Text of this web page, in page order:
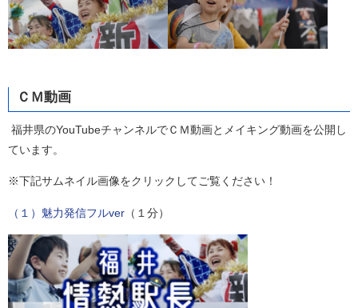
ＣＭ動画
福井県のYouTubeチャンネルでＣＭ動画とメイキング動画を公開し
ています。
※下記サムネイル画像をクリックしてご覧ください！
（１）魅力発信フルver （１分）